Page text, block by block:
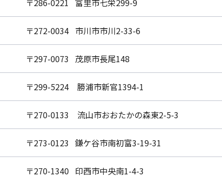
〒286-0221 富里市七栄299-9
〒272-0034 市川市市川2-33-6
〒297-0073 茂原市長尾148
〒299-5224 勝浦市新官1394-1
〒270-0133 流山市おおたかの森東2-5-3
〒273-0123 鎌ケ谷市南初富3-19-31
〒270-1340 印西市中央南1-4-3